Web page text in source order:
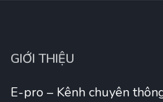
GIỚI THIỆU
E-pro – Kênh chuyên